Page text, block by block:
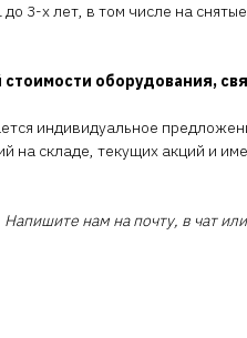
3-х лет, в том числе на
оборудования,
индивидуальное
на складе, текущих акций и
нам на почту, в чат